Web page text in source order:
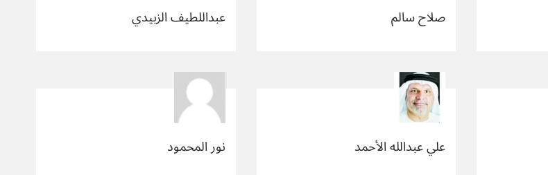
صلاح سالم عبداللطيف الزبيدي
علي عبدالله الأحمد نور المحمود